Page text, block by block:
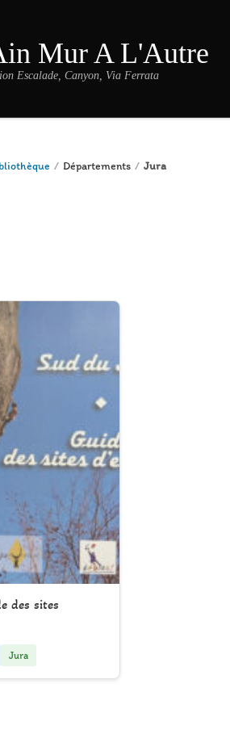
Mur A L'Autre
Escalade, Canyon, Via Ferrata
/ Départements / Jura
des sites
Jura